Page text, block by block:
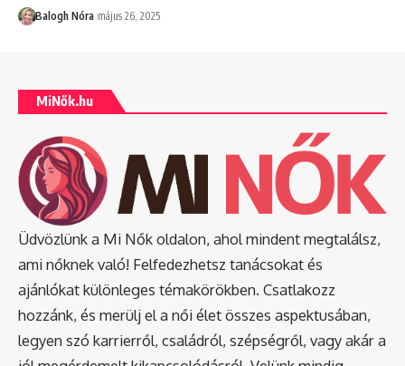
Balogh Nóra május 26, 2025
MiNők.hu
Üdvözlünk a Mi Nők oldalon, ahol mindent megtalálsz,
ami nőknek való! Felfedezhetsz tanácsokat és
ajánlókat különleges témakörökben. Csatlakozz
hozzánk, és merülj el a női élet összes aspektusában,
legyen szó karrierről, családról, szépségről, vagy akár a